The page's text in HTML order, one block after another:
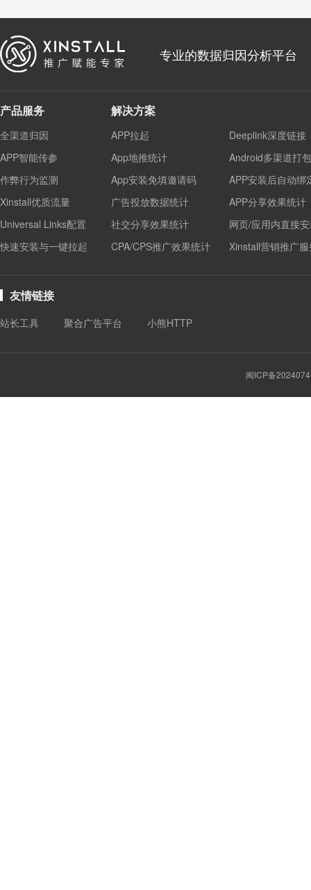
专业的数据归因分析平台
产品服务
全渠道归因
APP智能传参
作弊行为监测
Xinstall优质流量
Universal Links配置
快速安装与一键拉起
解决方案
APP拉起
Deeplink深度链接
App地推统计
Android多渠道打包
App安装免填邀请码
APP安装后自动绑
广告投放数据统计
APP分享效果统计
社交分享效果统计
网页/应用内直接
CPA/CPS推广效果统计
Xinstall营销推广
友情链接
站长工具 聚合广告平台 小熊HTTP
闽ICP备